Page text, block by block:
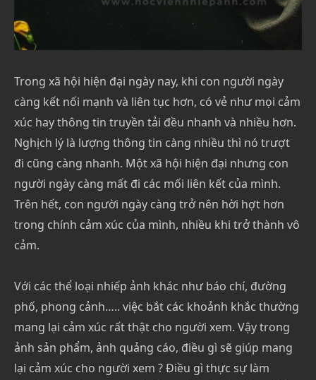
Trong xã hội hiện đại ngày nay, khi con người ngày
càng kết nối mạnh và liên tục hơn, có vẻ như mọi cảm
xúc hay thông tin truyền tải đều nhanh và nhiều hơn.
Nghịch lý là lượng thông tin càng nhiều thì nó trượt
đi cũng càng nhanh. Một xã hội hiện đại nhưng con
người ngày càng mất đi các mối liên kết của mình.
Trên hết, con người ngày càng trở nên hời hợt hơn
trong chính cảm xúc của mình, nhiều khi trở thành vô
cảm.
Với các thể loại nhiếp ảnh khác như báo chí, đường
phố, phong cảnh….. việc bắt các khoảnh khắc thường
mang lại cảm xúc rất thật cho người xem. Vậy trong
ảnh sản phẩm, ảnh quảng cáo, điều gì sẽ giúp mang
lại cảm xúc cho người xem ? Điều gì thực sự làm